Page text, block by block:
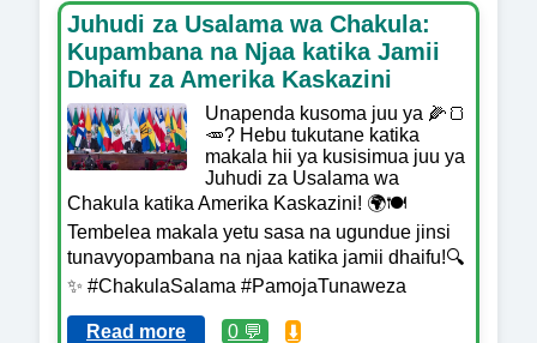
Juhudi za Usalama wa Chakula:
Kupambana na Njaa katika Jamii
Dhaifu za Amerika Kaskazini
Unapenda kusoma juu ya 🌽🍞
🥕? Hebu tukutane katika
makala hii ya kusisimua juu ya
Juhudi za Usalama wa
Chakula katika Amerika Kaskazini! 🌍🍽️
Tembelea makala yetu sasa na ugundue jinsi
tunavyopambana na njaa katika jamii dhaifu!🔍
✨ #ChakulaSalama #PamojaTunaweza
Read more 0 💬 ⬇️